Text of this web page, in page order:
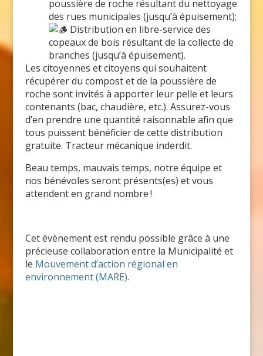
poussière de roche résultant du nettoyage
des rues municipales (jusqu’à épuisement);
Distribution en libre-service des
copeaux de bois résultant de la collecte de
branches (jusqu’à épuisement).
Les citoyennes et citoyens qui souhaitent
récupérer du compost et de la poussière de
roche sont invités à apporter leur pelle et leurs
contenants (bac, chaudière, etc.). Assurez-vous
d’en prendre une quantité raisonnable afin que
tous puissent bénéficier de cette distribution
gratuite. Tracteur mécanique inderdit.
Beau temps, mauvais temps, notre équipe et
nos bénévoles seront présents(es) et vous
attendent en grand nombre !
Cet évènement est rendu possible grâce à une
précieuse collaboration entre la Municipalité et
le Mouvement d’action régional en
environnement (MARE).